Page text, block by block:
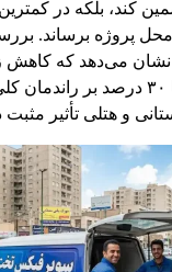
کند، بلکه در کمترین
پروژه برساند.
جهانی در سال ۲۰۲۶ نشان می‌دهد
تأمین قطعات فنی، تا ۳۰ درصد بر
و هتلی تأثیر مثبت